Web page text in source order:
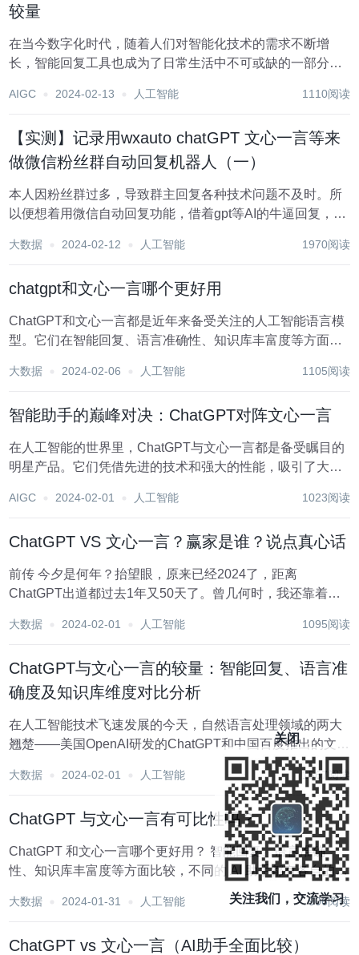
较量
在当今数字化时代，随着人们对智能化技术的需求不断增
长，智能回复工具也成为了日常生活中不可或缺的一部分。
智能回复、语言准确性以及知识库丰富度等方面各有卓越之
AIGC 2024-02-13 人工智能 1110阅读
【实测】记录用wxauto chatGPT 文心一言等来
做微信粉丝群自动回复机器人（一）
本人因粉丝群过多，导致群主回复各种技术问题不及时。所
以便想着用微信自动回复功能，借着gpt等AI的牛逼回复，来
自动化框架 + gpt大模型接口，你几乎可以实现你想做的任...
大数据 2024-02-12 人工智能 1970阅读
chatgpt和文心一言哪个更好用
ChatGPT和文心一言都是近年来备受关注的人工智能语言模
型。它们在智能回复、语言准确性、知识库丰富度等方面都
在本文中，我们将从这几个方面对这两个模型进行比较，以
大数据 2024-02-06 人工智能 1105阅读
智能助手的巅峰对决：ChatGPT对阵文心一言
在人工智能的世界里，ChatGPT与文心一言都是备受瞩目的
明星产品。它们凭借先进的技术和强大的性能，吸引了大量
库丰富度等方面更胜一筹呢？下面就让我们一探究竟。 首先
AIGC 2024-02-01 人工智能 1023阅读
ChatGPT VS 文心一言？赢家是谁？说点真心话
前传 今夕是何年？抬望眼，原来已经2024了，距离
ChatGPT出道都过去1年又50天了。曾几何时，我还靠着
经与她血浓于水。在这个过程中，不乏有竞争者的存在，其
大数据 2024-02-01 人工智能 1095阅读
ChatGPT与文心一言的较量：智能回复、语言准
确度及知识库维度对比分析
在人工智能技术飞速发展的今天，自然语言处理领域的两大
翘楚——美国OpenAI研发的ChatGPT和中国百度推出的文心
一言，各自凭借其强大的自然语言生成能力引发了全球范围
内的广泛关注。本文将深入探讨两者在智能回复、语言准确
大数据 2024-02-01 人工智能 1567阅读
ChatGPT 与文心一言有可比性吗？
ChatGPT 和文心一言哪个更好用？ 智能回复、语言准确
性、知识库丰富度等方面比较，不同的 AI 助手都有各自的特
点和优势，因此很难简单地说哪个更好用。 ChatGPT 是一
款非常强大的自然语言处理模型，它具有高度的通用性、灵
大数据 2024-01-31 人工智能 906阅读
ChatGPT vs 文心一言（AI助手全面比较）
关闭
关注我们，交流学习